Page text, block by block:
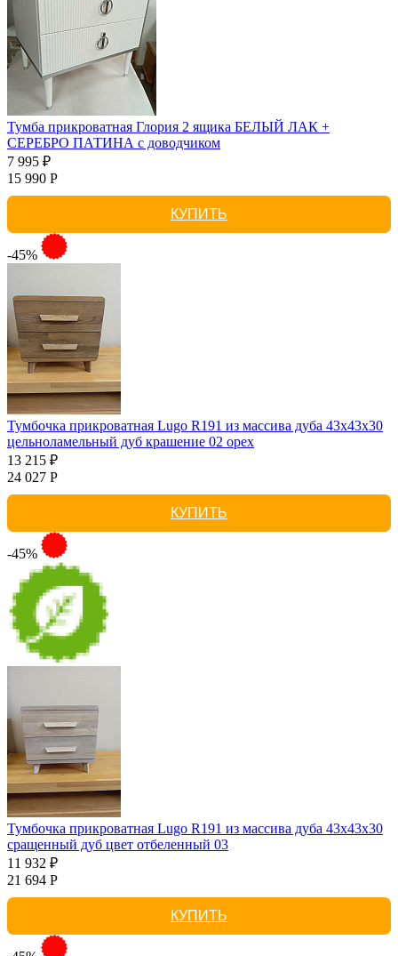
Тумба прикроватная Глория 2 ящика БЕЛЫЙ ЛАК +
СЕРЕБРО ПАТИНА с доводчиком
7 995 ₽
15 990 Р
КУПИТЬ
-45%
Тумбочка прикроватная Lugo R191 из массива дуба 43х43х30
цельноламельный дуб крашение 02 орех
13 215 ₽
24 027 Р
КУПИТЬ
-45%
Тумбочка прикроватная Lugo R191 из массива дуба 43х43х30
сращенный дуб цвет отбеленный 03
11 932 ₽
21 694 Р
КУПИТЬ